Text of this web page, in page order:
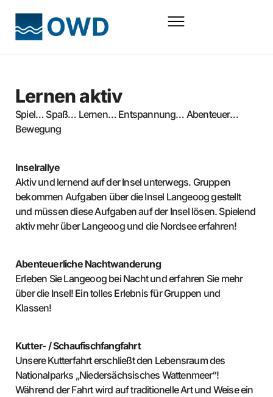
Lernen aktiv
Spiel… Spaß… Lernen… Entspannung… Abenteuer…
Bewegung
Inselrallye
Aktiv und lernend auf der Insel unterwegs. Gruppen
bekommen Aufgaben über die Insel Langeoog gestellt
und müssen diese Aufgaben auf der Insel lösen. Spielend
aktiv mehr über Langeoog und die Nordsee erfahren!
Abenteuerliche Nachtwanderung
Erleben Sie Langeoog bei Nacht und erfahren Sie mehr
über die Insel! Ein tolles Erlebnis für Gruppen und
Klassen!
Kutter- / Schaufischfangfahrt
Unsere Kutterfahrt erschließt den Lebensraum des
Nationalparks „Niedersächsisches Wattenmeer“!
Während der Fahrt wird auf traditionelle Art und Weise ein